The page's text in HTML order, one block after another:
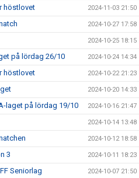
höstlovet 2024-11-03 21:50
2024-10-27 17:58
2024-10-25 18:15
på lördag 26/10 2024-10-24 14:34
höstlovet 2024-10-22 21:23
2024-10-20 14:33
laget på lördag 19/10 2024-10-16 21:47
2024-10-14 13:48
2024-10-12 18:58
3 2024-10-11 18:23
Seniorlag 2024-10-07 21:50